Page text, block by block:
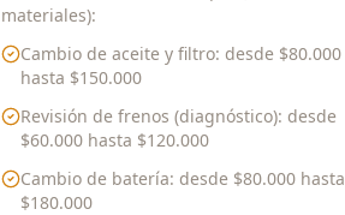
materiales):
Cambio de aceite y filtro: desde $80.000
hasta $150.000
Revisión de frenos (diagnóstico): desde
$60.000hasta $120.000
Cambio de batería: desde $80.000hasta
$180.000